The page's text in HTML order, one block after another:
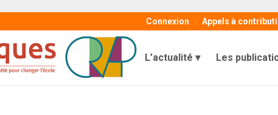
Connexion Appels à
L’actualité Les